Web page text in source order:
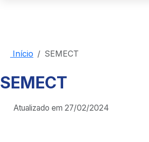
Início SEMECT
SEMECT
Atualizado em 27/02/2024